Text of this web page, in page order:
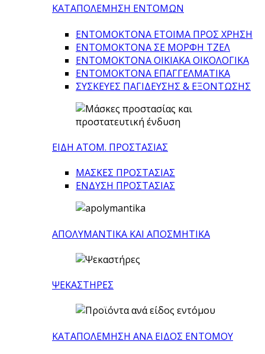
ΚΑΤΑΠΟΛΕΜΗΣΗ ΕΝΤΟΜΩΝ
ΕΝΤΟΜΟΚΤΟΝΑ ΕΤΟΙΜΑ ΠΡΟΣ ΧΡΗΣΗ
ΕΝΤΟΜΟΚΤΟΝΑ ΣΕ ΜΟΡΦΗ ΤΖΕΛ
ΕΝΤΟΜΟΚΤΟΝΑ ΟΙΚΙΑΚΑ ΟΙΚΟΛΟΓΙΚΑ
ΕΝΤΟΜΟΚΤΟΝΑ ΕΠΑΓΓΕΛΜΑΤΙΚΑ
ΣΥΣΚΕΥΕΣ ΠΑΓΙΔΕΥΣΗΣ & ΕΞΟΝΤΩΣΗΣ
ΕΙΔΗ ΑΤΟΜ. ΠΡΟΣΤΑΣΙΑΣ
ΜΑΣΚΕΣ ΠΡΟΣΤΑΣΙΑΣ
ΕΝΔΥΣΗ ΠΡΟΣΤΑΣΙΑΣ
ΑΠΟΛΥΜΑΝΤΙΚΑ ΚΑΙ ΑΠΟΣΜΗΤΙΚΑ
ΨΕΚΑΣΤΗΡΕΣ
ΚΑΤΑΠΟΛΕΜΗΣΗ ΑΝΑ ΕΙΔΟΣ ΕΝΤΟΜΟΥ